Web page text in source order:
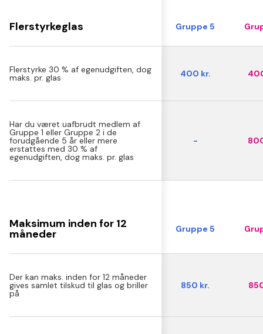
Flerstyrkeglas Gruppe 5
Flerstyrke 30 % af egenudgiften, dog
maks. pr. glas 400 kr.
Har du været uafbrudt medlem af
Gruppe 1 eller Gruppe 2 i de
forudgående 5 år eller mere
erstattes med 30 % af
egenudgiften, dog maks. pr. glas
-
Maksimum inden for 12
måneder Gruppe 5
Der kan maks. inden for 12 måneder
gives samlet tilskud til glas og briller
på
850 kr.